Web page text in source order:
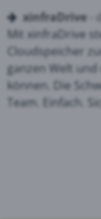
xinfraDrive -
Mit xinfraDrive
Cloudspeicher
ganzen Welt
können. Die
Team. Einfach.